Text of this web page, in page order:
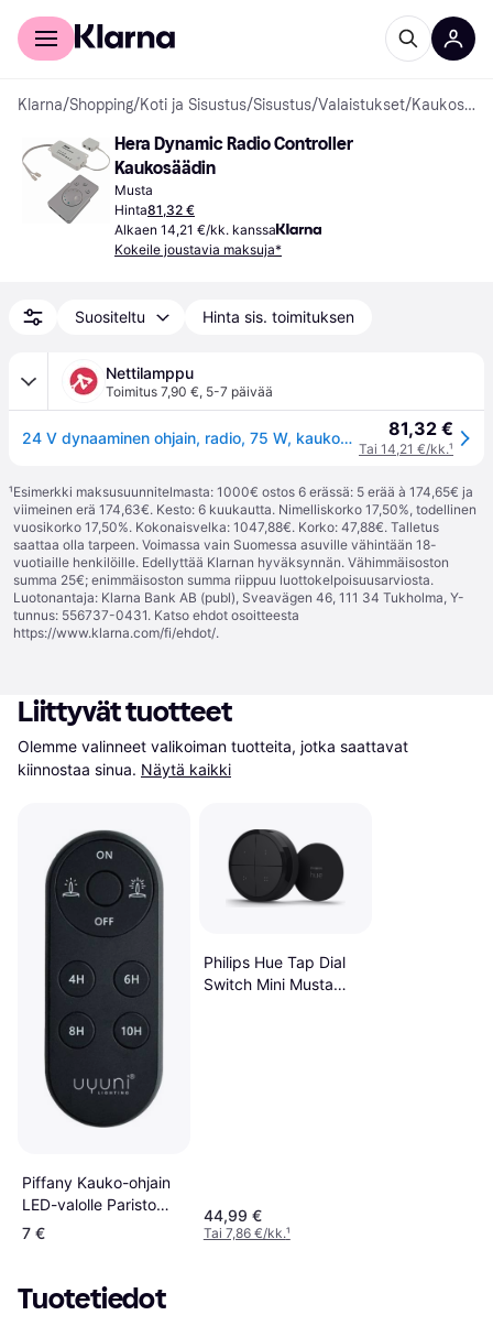
Kuluttajille
Klarna/Shopping/Koti ja Sisustus/Sisustus/Valaistukset/ Kaukosäätimet Valaistukseen
Hera Dynamic Radio Controller
Kaukosäädin
Musta
Hinta81,32 €
Alkaen 14,21 €/kk. kanssa
Kokeile joustavia maksuja*
Suositeltu Hinta sis. toimituksen
Nettilamppu
Toimitus 7,90 €, 5-7 päivää
24 V dynaaminen ohjain, radio, 75 W, kaukosäädin, 16-kertainen 81,32 €
Tai 14,21 €/kk.¹
¹Esimerkki maksusuunnitelmasta: 1000€ ostos 6 erässä: 5 erää à 174,65€ ja
viimeinen erä 174,63€. Kesto: 6 kuukautta. Nimelliskorko 17,50%, todellinen
vuosikorko 17,50%. Kokonaisvelka: 1047,88€. Korko: 47,88€. Talletus
saattaa olla tarpeen. Voimassa vain Suomessa asuville vähintään 18-
vuotiaille henkilöille. Edellyttää Klarnan hyväksynnän. Vähimmäisoston
summa 25€; enimmäisoston summa riippuu luottokelpoisuusarviosta.
Luotonantaja: Klarna Bank AB (publ), Sveavägen 46, 111 34 Tukholma, Y-
tunnus: 556737-0431. Katso ehdot osoitteesta
https://www.klarna.com/fi/ehdot/.
Liittyvät tuotteet
Olemme valinneet valikoiman tuotteita, jotka saattavat
kiinnostaa sinua. Näytä kaikki
Piffany Kauko-ohjain
LED-valolle Paristo
Oval Musta
7 €
Philips Hue Tap Dial
Switch Mini Musta
44,99 €
Tai 7,86 €/kk.¹
Tuotetiedot